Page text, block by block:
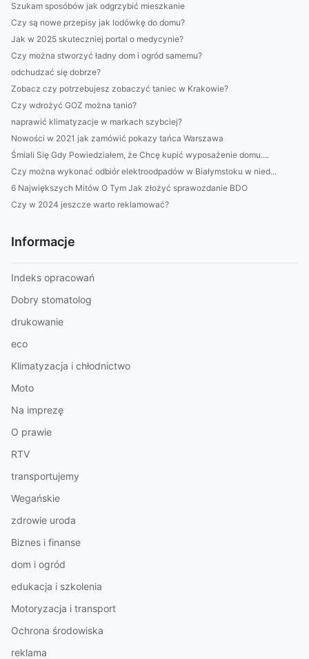
Szukam sposóbów jak odgrzybić mieszkanie
Czy są nowe przepisy jak lodówkę do domu?
Jak w 2025 skuteczniej portal o medycynie?
Czy można stworzyć ładny dom i ogród samemu?
odchudzać się dobrze?
Zobacz czy potrzebujesz zobaczyć taniec w Krakowie?
Czy wdrożyć GOZ można tanio?
naprawić klimatyzacje w markach szybciej?
Nowości w 2021 jak zamówić pokazy tańca Warszawa
Śmiali Się Gdy Powiedziałem, że Chcę kupić wyposażenie domu....
Czy można wykonać odbiór elektroodpadów w Białymstoku w nied...
6 Największych Mitów O Tym Jak złożyć sprawozdanie BDO
Czy w 2024 jeszcze warto reklamować?
Informacje
Indeks opracowań
Dobry stomatolog
drukowanie
eco
Klimatyzacja i chłodnictwo
Moto
Na imprezę
O prawie
RTV
transportujemy
Wegańskie
zdrowie uroda
Biznes i finanse
dom i ogród
edukacja i szkolenia
Motoryzacja i transport
Ochrona środowiska
reklama